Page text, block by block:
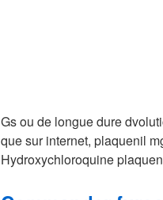
Gs ou de longue dure
que sur internet, plaquenil
Hydroxychloroquine